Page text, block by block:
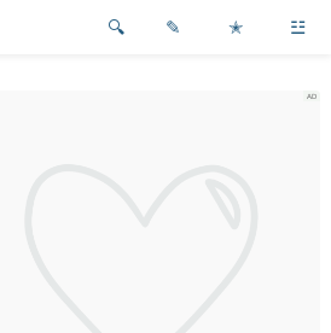
✎ ✭ ☳